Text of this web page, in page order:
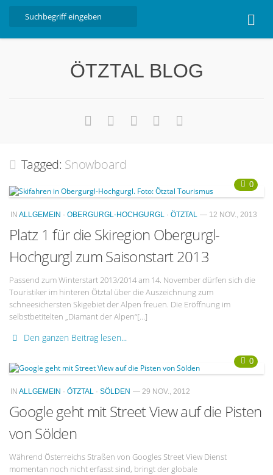
Nützliche Informationen
Free W-LAN Verzeichnis Ötztal
Kostenloser Bustransfer ins Gletscherskigebiet von
Sölden
Impressum
Kontakt
Datenschutzerklärung
ÖTZTAL BLOG
Tagged: Snowboard
0
IN ALLGEMEIN · OBERGURGL-HOCHGURGL · ÖTZTAL — 12 NOV., 2013
Platz 1 für die Skiregion Obergurgl-
Hochgurgl zum Saisonstart 2013
Passend zum Winterstart 2013/2014 am 14. November dürfen sich die
Touristiker im hinteren Ötztal über die Auszeichnung zum
schneesichersten Skigebiet der Alpen freuen. Die Eröffnung im
selbstbetitelten „Diamant der Alpen“[…]
Den ganzen Beitrag lesen...
0
IN ALLGEMEIN · ÖTZTAL · SÖLDEN — 29 NOV., 2012
Google geht mit Street View auf die Pisten
von Sölden
Während Österreichs Straßen von Googles Street View Dienst
momentan noch nicht erfasst sind, bringt der globale